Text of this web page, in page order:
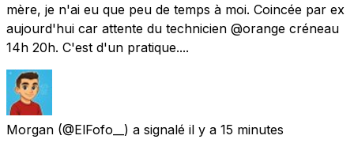
mère, je n'ai eu que peu de temps à moi. Coincée par ex
aujourd'hui car attente du technicien @orange créneau
14h 20h. C'est d'un pratique....
Morgan (@ElFofo__) a signalé il y a 15 minutes